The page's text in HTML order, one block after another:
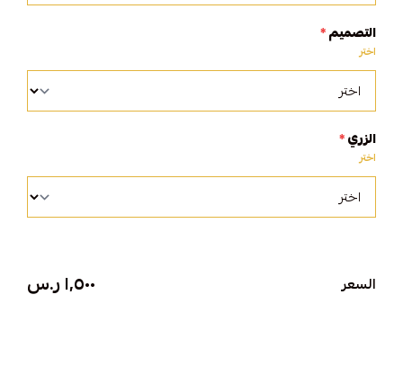
التصميم*
اختر
الزري*
اختر
السعر ١٬٥٠٠ ر.س